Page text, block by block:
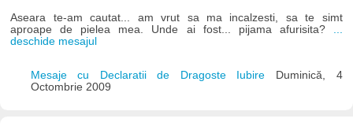
Aseara te-am cautat... am vrut sa ma incalzesti, sa te simt
aproape de pielea mea. Unde ai fost... pijama afurisita? ...
deschide mesajul
Mesaje cu Declaratii de Dragoste Iubire Duminică, 4
Octombrie 2009